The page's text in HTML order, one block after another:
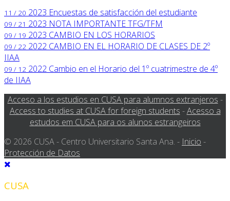
11 / 20 2023 Encuestas de satisfacción del estudiante
09 / 21 2023 NOTA IMPORTANTE TFG/TFM
09 / 19 2023 CAMBIO EN LOS HORARIOS
09 / 22 2022 CAMBIO EN EL HORARIO DE CLASES DE 2º
IIAA
09 / 12 2022 Cambio en el Horario del 1º cuatrimestre de 4º
de IIAA
Acceso a los estudios en CUSA para alumnos extranjeros -
Access to studies at CUSA for foreign students -Acesso a
estudos em CUSA para os alunos estrangeiros
© 2026 CUSA - Centro Universitario Santa Ana. - Inicio -
Protección de Datos
CUSA